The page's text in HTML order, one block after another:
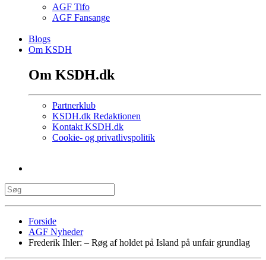
AGF Tifo
AGF Fansange
Blogs
Om KSDH
Om KSDH.dk
Partnerklub
KSDH.dk Redaktionen
Kontakt KSDH.dk
Cookie- og privatlivspolitik
Forside
AGF Nyheder
Frederik Ihler: – Røg af holdet på Island på unfair grundlag